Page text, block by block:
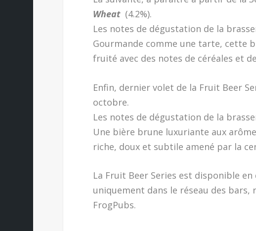
Wheat(4.2%).
Les notes de dégustation de la
Gourmande comme une tarte, cette
fruité avec des notes de céréales et
Enfin, dernier volet de la Fruit Beer
octobre.
Les notes de dégustation de la
Une bière brune luxuriante aux
riche, doux et subtile amené par la
La Fruit Beer Series est disponible
uniquement dans le réseau des
FrogPubs.